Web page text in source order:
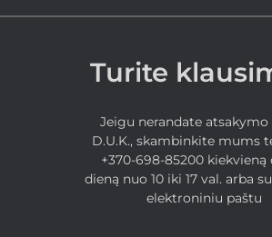
Turite
Jeigu nerandate atsakymo
D.U.K., skambinkite mums
+370-698-85200 kiekvieną
dieną nuo 10 iki 17 val. arba
elektroniniu paštu